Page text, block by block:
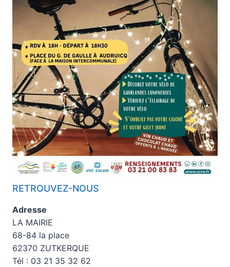
RETROUVEZ-NOUS
Adresse
LA MAIRIE
68-84 la place
62370 ZUTKERQUE
Tél : 03 21 35 32 62